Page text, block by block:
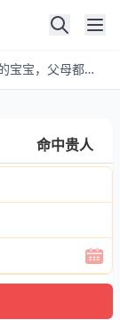
猴爸爸和蛇妈妈生什么属相的宝宝，父母都是属蛇的，生什么属相的宝宝好
命中贵人